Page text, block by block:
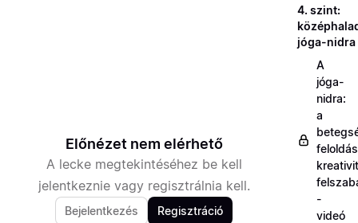
Előnézet nem elérhető
A lecke megtekintéséhez be kell
jelentkeznie vagy regisztrálnia kell.
Bejelentkezés Regisztráció
4. szint:
jóga-nidra
A
jóga-
nidra:
a
-
videó